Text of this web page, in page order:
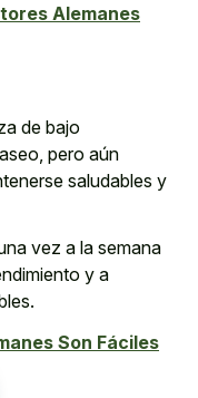
Alemanes
de bajo
pero aún
saludables y
vez a la semana
y a
Son Fáciles